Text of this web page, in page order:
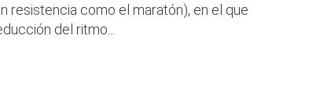
resistencia como el maratón), en el que
del ritmo...